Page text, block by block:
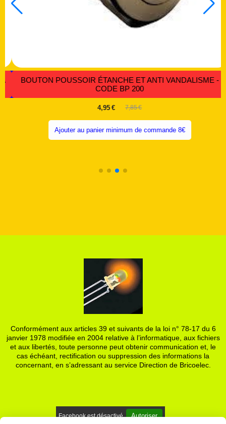
BOUTON POUSSOIR ÉTANCHE ANTI VANDALE 19 OU 22
MM.- CODE IBP12
6,20 €
Conformément aux articles 39 et suivants de la loi n° 78-17 du 6
janvier 1978 modifiée en 2004 relative à l’informatique, aux fichiers
et aux libertés, toute personne peut obtenir communication et, le
cas échéant, rectification ou suppression des informations la
concernant, en s’adressant au service Direction de Bricoelec.
Facebook est désactivé. Autoriser